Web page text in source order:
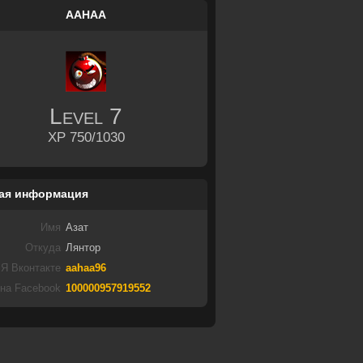
AAHAA
Level 7
XP 750/1030
информация
Имя Азат
Откуда Лянтор
Я Вконтакте aahaa96
Facebook 100000957919552